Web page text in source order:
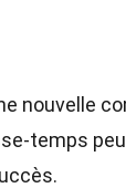
nouvelle
temps